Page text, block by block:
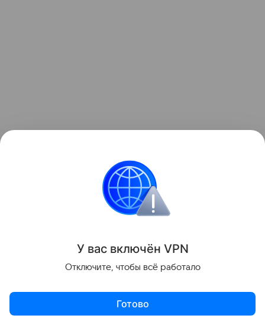
Ранее мы рассказывали о том, какзонд ESA снял
У вас включён VPN
Отключите, чтобы всё работало
Готово